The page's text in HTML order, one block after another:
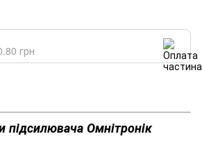
грн
підсилювача Омнітронік